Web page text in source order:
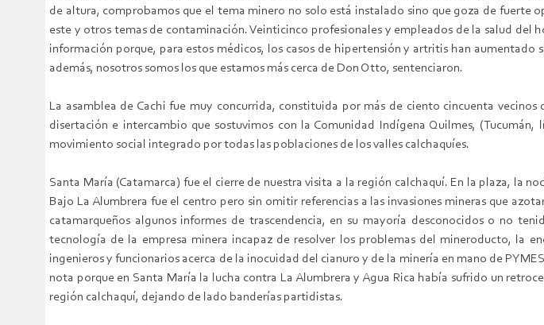
de altura, comprobamos que el tema minero no solo está instalado sino que goza de fuerte
este y otros temas de contaminación. Veinticinco profesionales y empleados de la salud del
información porque, para estos médicos, los casos de hipertensión y artritis han
además, nosotros somos los que estamos más cerca de Don Otto, sentenciaron.
La asamblea de Cachi fue muy concurrida, constituida por más de ciento cincuenta
disertación e intercambio que sostuvimos con la Comunidad Indígena Quilmes,
movimiento social integrado por todas las poblaciones de los valles calchaquíes.
Santa María (Catamarca) fue el cierre de nuestra visita a la región calchaquí. En la plaza, la
Bajo La Alumbrera fue el centro pero sin omitir referencias a las invasiones mineras que
catamarqueños algunos informes de trascendencia, en su mayoría desconocidos o no
tecnología de la empresa minera incapaz de resolver los problemas del mineroducto, la
ingenieros y funcionarios acerca de la inocuidad del cianuro y de la minería en mano de
nota porque en Santa María la lucha contra La Alumbrera y Agua Rica había sufrido un
región calchaquí, dejando de lado banderías partidistas.